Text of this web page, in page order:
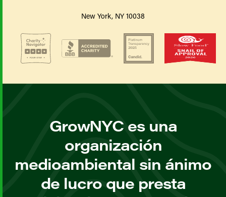
New York, NY 10038
GrowNYC es una
organización
medioambiental sin ánimo
de lucro que presta